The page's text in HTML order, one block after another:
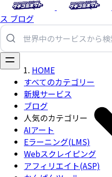
ス ブログ
すべてのカテゴリー
新規サービス
ブログ
人気のカテゴリー
AIアート
Eラーニング(LMS)
Webスクレイピング
アフィリエイト(ASP)
HOME